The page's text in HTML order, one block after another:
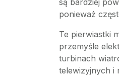
są bardziej
ponieważ
Te pierwiastki
przemyśle
turbinach
telewizyjnych i